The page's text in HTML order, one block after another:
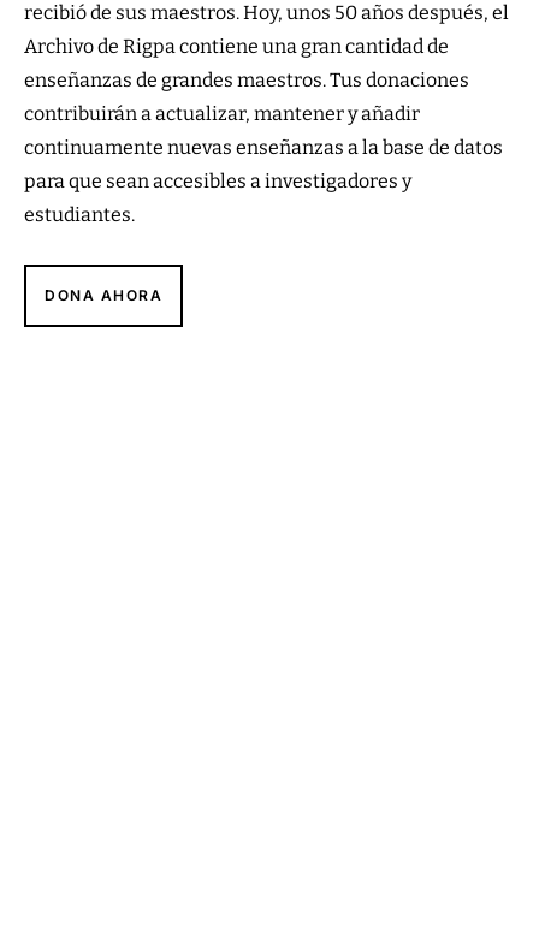
recibió de sus maestros. Hoy, unos 50 años después, el
Archivo de Rigpa contiene una gran cantidad de
enseñanzas de grandes maestros. Tus donaciones
contribuirán a actualizar, mantener y añadir
continuamente nuevas enseñanzas a la base de datos
para que sean accesibles a investigadores y
estudiantes.
DONA AHORA